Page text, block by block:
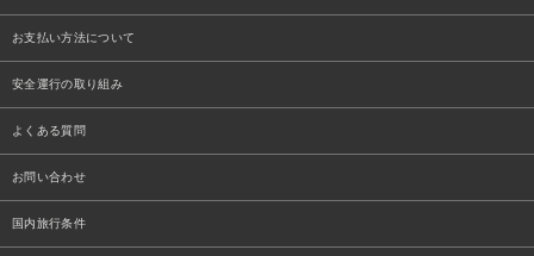
お支払い方法について
安全運行の取り組み
よくある質問
お問い合わせ
国内旅行条件